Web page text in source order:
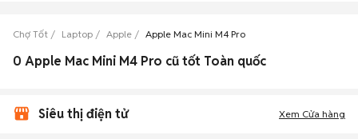
Chợ Tốt Laptop Apple Apple Mac Mini M4 Pro
0 Apple Mac Mini M4 Pro cũ tốt Toàn quốc
Siêu thị điện tử Xem Cửa hàng